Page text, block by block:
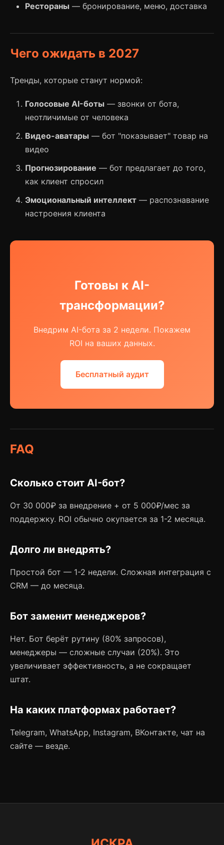
Рестораны — бронирование, меню, доставка
Чего ожидать в 2027
Тренды, которые станут нормой:
Голосовые AI-боты — звонки от бота,
неотличимые от человека
Видео-аватары — бот "показывает" товар на
видео
Прогнозирование — бот предлагает до того,
как клиент спросил
Эмоциональный интеллект — распознавание
настроения клиента
Готовы к AI-
трансформации?
Внедрим AI-бота за 2 недели. Покажем
ROI на ваших данных.
Бесплатный аудит
FAQ
Сколько стоит AI-бот?
От 30 000₽ за внедрение + от 5 000₽/мес за
поддержку. ROI обычно окупается за 1-2 месяца.
Долго ли внедрять?
Простой бот — 1-2 недели. Сложная интеграция с
CRM — до месяца.
Бот заменит менеджеров?
Нет. Бот берёт рутину (80% запросов),
менеджеры — сложные случаи (20%). Это
увеличивает эффективность, а не сокращает
штат.
На каких платформах работает?
Telegram, WhatsApp, Instagram, ВКонтакте, чат на
сайте — везде.